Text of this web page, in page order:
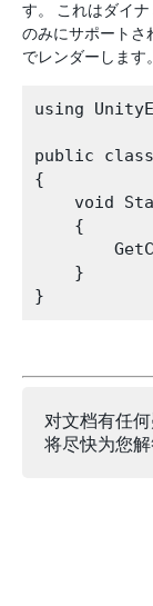
す。 これはダイ
のみにサポートさ
でレンダーします。
using
public
{
void
    {
    }
对文档有任
将尽快为您